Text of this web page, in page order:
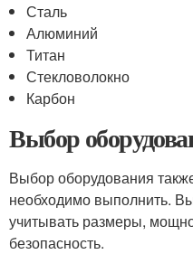
Сталь
Алюминий
Титан
Стекловолокно
Карбон
Выбор
Выбор оборудования
необходимо выполнить.
учитывать размеры,
безопасность.